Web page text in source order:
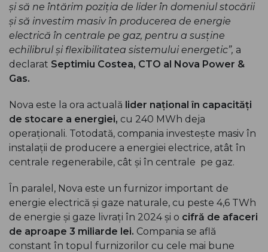
și să ne întărim poziția de lider în domeniul stocării
și să investim masiv în producerea de energie
electrică în centrale pe gaz, pentru a susține
echilibrul și flexibilitatea sistemului energetic”, a
declarat Septimiu Costea, CTO al Nova Power &
Gas.
Nova este la ora actuală lider național în capacități
de stocare a energiei, cu 240 MWh deja
operaționali. Totodată, compania investește masiv în
instalații de producere a energiei electrice, atât în
centrale regenerabile, cât și în centrale pe gaz.
În paralel, Nova este un furnizor important de
energie electrică și gaze naturale, cu peste 4,6 TWh
de energie și gaze livrați în 2024 și o cifră de afaceri
de aproape 3 miliarde lei. Compania se află
constant în topul furnizorilor cu cele mai bune